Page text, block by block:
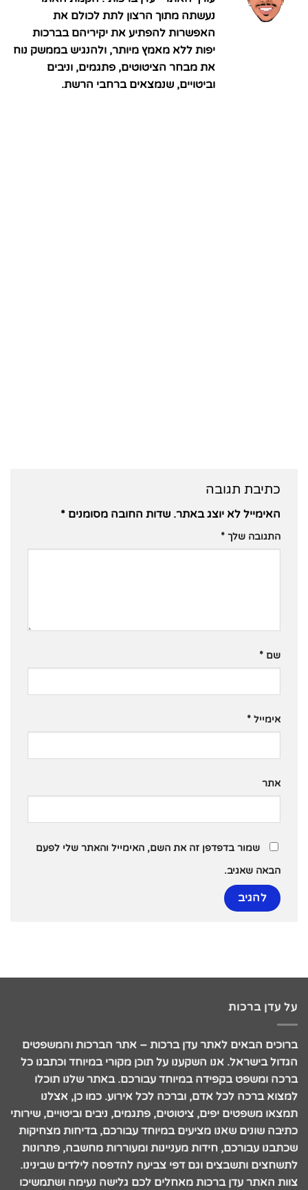
נעשתה מתוך הרצון לתת לכולם את
האפשרות להפתיע את יקיריהם בברכות
יפות ללא מאמץ מיותר, ולהנגיש בממשק נוח
את מבחר הציטוטים, פתגמים, וניבים
וביטויים, שנמצאים ברחבי הרשת.
כתיבת תגובה
האימייל לא יוצג באתר. שדות החובה מסומנים *
התגובה שלך *
שם *
אימייל *
אתר
שמור בדפדפן זה את השם, האימייל והאתר שלי לפעם
הבאה שאגיב.
על עדן ברכות
ברוכים הבאים לאתר עדן ברכות – אתר הברכות והמשפטים
הגדול בישראל. אנו השקענו על תוכן מקורי במיוחד וכתבנו כל
ברכה ומשפט בקפידה במיוחד עבורכם. באתר שלנו תוכלו
למצוא ברכה לכל אדם, וברכה לכל אירוע. כמו כן, אצלנו
תמצאו משפטים יפים, ציטוטים, פתגמים, ניבים וביטויים, שירותי
כתיבה שונים שאנו מציעים במיוחד עבורכם, בדיחות מצחיקות
שכתבנו עבורכם, חידות מעניינות ומעוררות מחשבה, פתרונות
לתשחצים ותשבצים וגם דפי צביעה להדפסה לילדים שבינינו.
צוות האתר עדן ברכות מאחלים לכם גלישה נעימה ושתמשיכו